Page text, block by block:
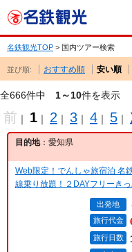
名鉄観光TOP > 国内ツアー検索
並び順: おすすめ順 安い順
全666件中 1～10件を表示
前 ｜ 1 ｜ 2 ｜ 3 ｜ 4 ｜ 5 ｜
目的地：愛知県
Web限定！でんしゃ旅宿泊 名
線乗り放題！２DAYフリーき
出発地
旅行代金
旅行日数